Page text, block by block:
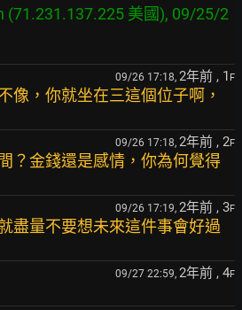
(71.231.137.225 美國), 09/25/2
09/26 17:18, 2年前 , 1 F
像，你就坐在三這個位子啊，
09/26 17:18, 2年前 , 2F
？金錢還是感情，你為何覺得
09/26 17:19, 2年前 , 3F
盡量不要想未來這件事會好過
09/27 22:59, 2年前 , 4F